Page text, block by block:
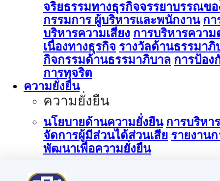
จริยธรรมทางธุรกิจจรรยาบรรณขอ
กรรมการ ผู้บริหารและพนักงาน กา
บริหารความเสี่ยง การบริหารความ
เนื่องทางธุรกิจ รางวัลด้านธรรมาภิ
กิจกรรมด้านธรรมาภิบาล การป้อง
การทุจริต
ความยั่งยืน
ความยั่งยืน
นโยบายด้านความยั่งยืน การบริหาร
จัดการผู้มีส่วนได้ส่วนเสีย รายงานก
พัฒนาเพื่อความยั่งยืน
การบริหารจัดการด้านนวัตกรรม